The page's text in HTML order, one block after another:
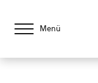
Menü